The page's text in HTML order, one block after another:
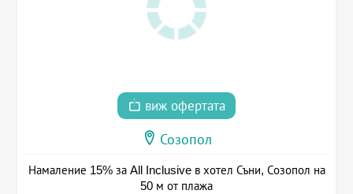
виж офертата
Созопол
Намаление 15% за All Inclusive в хотел Съни, Созопол на
50 м от плажа